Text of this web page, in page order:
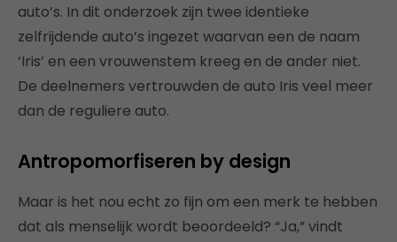
auto’s. In dit onderzoek zijn twee identieke
zelfrijdende auto’s ingezet waarvan een de naam
‘Iris’ en een vrouwenstem kreeg en de ander niet.
De deelnemers vertrouwden de auto Iris veel meer
dan de reguliere auto.
Antropomorfiseren by design
Maar is het nou echt zo fijn om een merk te hebben
dat als menselijk wordt beoordeeld? “Ja,” vindt